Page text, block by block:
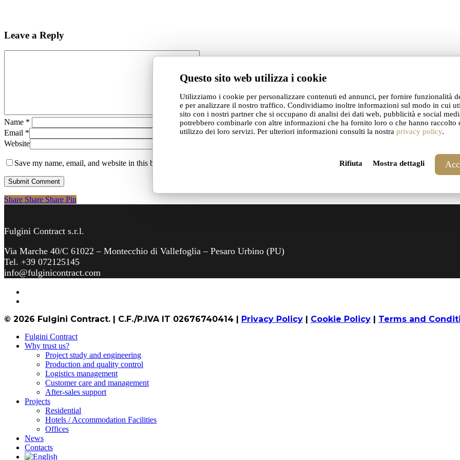
Questo sito web utilizza i cookie
Utilizziamo i cookie per personalizzare contenuti ed annunci, per fornire funzionalità
e per analizzare il nostro traffico. Condividiamo inoltre informazioni sul modo in cui
sito con i nostri partner che si occupano di analisi dei dati web, pubblicità e social
potrebbero combinarle con altre informazioni che ha fornito loro o che hanno raccolto
utilizzo dei loro servizi. Per ulteriori informazioni consulti la nostra privacy policy.
Rifiuta Mostra dettagli
Leave a Reply
Name *
Email *
Website
Save my name, email, and website in this browser for the next time I comment.
Share
Share Share Share Pin
Fulgini Contract s.r.l.
Via Marche 40/C 61022 – Montecchio di Vallefoglia – Pesaro Urbino (PU)
Tel. +39 072125145
info@fulginicontract.com
© 2026 Fulgini Contract. | C.F./P.IVA IT 02676740414 | Privacy Policy Cookie Policy Terms and
Close
Menu
Fulgini Contract
Why trust us?
Project study and engineering
Production and quality control
Logistics management
Customer care and management
After-sales support
Projects
Residential
Hotels / Accommodation Facilities
Offices
News
Contacts